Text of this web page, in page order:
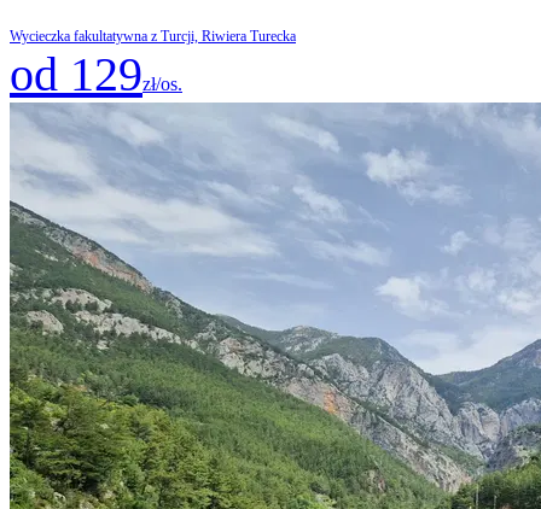
Wycieczka fakultatywna z Turcji, Riwiera Turecka
od 129zł/os.